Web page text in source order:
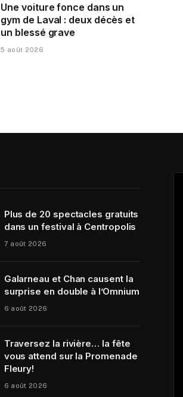
Une voiture fonce dans un
gym de Laval : deux décès et
un blessé grave
5 août 2026
Plus de 20 spectacles gratuits
dans un festival à Centropolis
7 août 2026
Galarneau et Chan causent la
surprise en double à l’Omnium
6 août 2026
Traversez la rivière… la fête
vous attend sur la Promenade
Fleury!
6 août 2026